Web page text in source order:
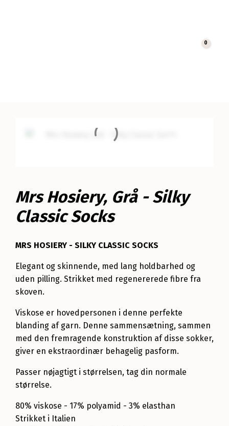
0
Mrs Hosiery, Grå - Silky
Classic Socks
MRS HOSIERY - SILKY CLASSIC SOCKS
Elegant og skinnende, med lang holdbarhed og
uden pilling. Strikket med regenererede fibre fra
skoven.
Viskose er hovedpersonen i denne perfekte
blanding af garn. Denne sammensætning, sammen
med den fremragende konstruktion af disse sokker,
giver en ekstraordinær behagelig pasform.
Passer nøjagtigt i størrelsen, tag din normale
størrelse.
80% viskose - 17% polyamid - 3% elasthan
Strikket i Italien